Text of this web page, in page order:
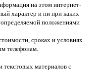
на этом интернет-
характер и ни при каких
положениями
сроках и условиях
телефонам.
текстовых материалов с